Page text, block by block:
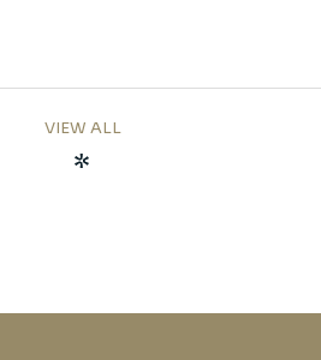
VIEW ALL